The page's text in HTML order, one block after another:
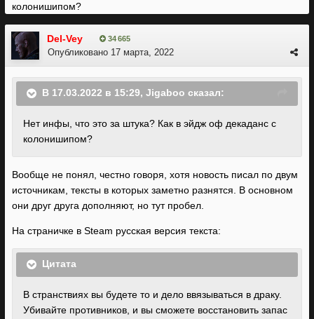
колонишипом?
Del-Vey 34 665
Опубликовано 17 марта, 2022
В 17.03.2022 в 15:29, Jigaboo сказал:
Нет инфы, что это за штука? Как в эйдж оф декаданс с
колонишипом?
Вообще не понял, честно говоря, хотя новость писал по двум
источникам, тексты в которых заметно разнятся. В основном
они друг друга дополняют, но тут пробел.
На страничке в Steam русская версия текста:
Цитата
В странствиях вы будете то и дело ввязываться в драку.
Убивайте противников, и вы сможете восстановить запас